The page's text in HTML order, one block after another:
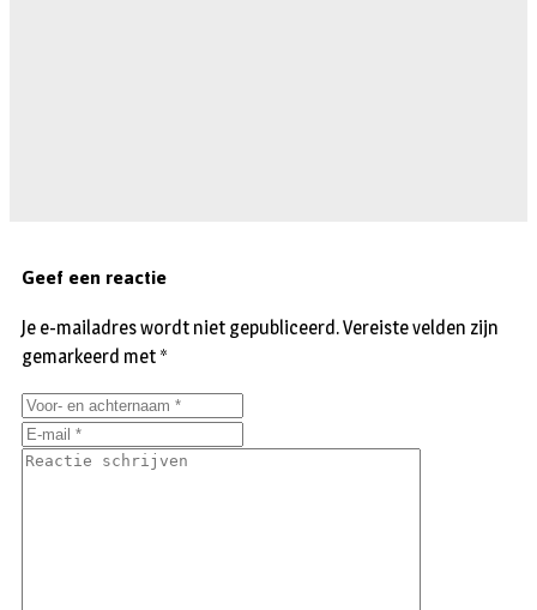
Geef een reactie
Je e-mailadres wordt niet gepubliceerd.Vereiste velden zijn
gemarkeerd met *